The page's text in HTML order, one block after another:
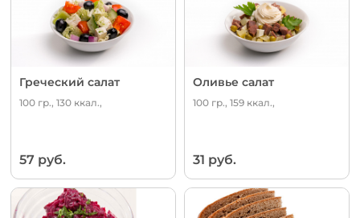
Греческий салат
100 гр., 130 ккал.,
57 руб.
Оливье салат
100 гр., 159 ккал.,
31 руб.